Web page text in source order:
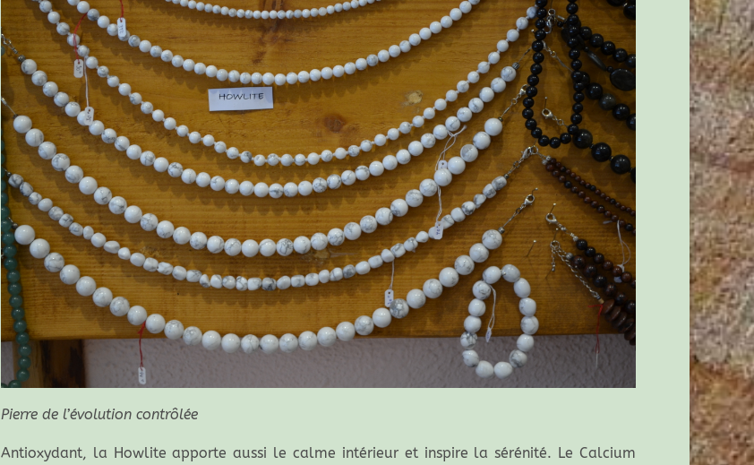
Pierre de l’évolution contrôlée
Antioxydant, la Howlite apporte aussi le calme intérieur et inspire la sérénité. Le Calcium